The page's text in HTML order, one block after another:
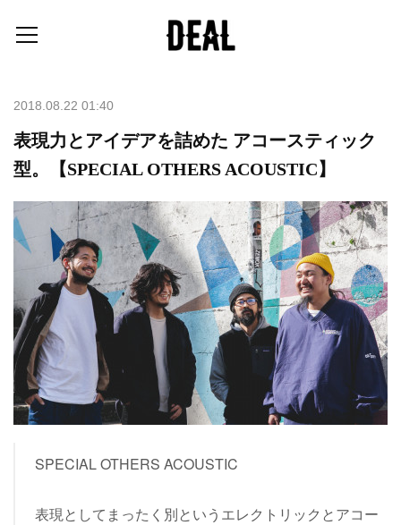
2018.08.22 01:40
表現力とアイデアを詰めた アコースティック
型。【SPECIAL OTHERS ACOUSTIC】
SPECIAL OTHERS ACOUSTIC
表現としてまったく別というエレクトリックとアコー